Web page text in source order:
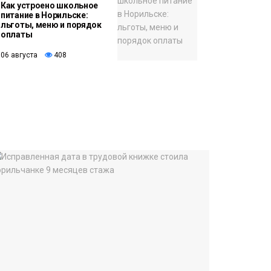
Как устроено школьное
питание в Норильске:
льготы, меню и порядок
оплаты
06 августа 408